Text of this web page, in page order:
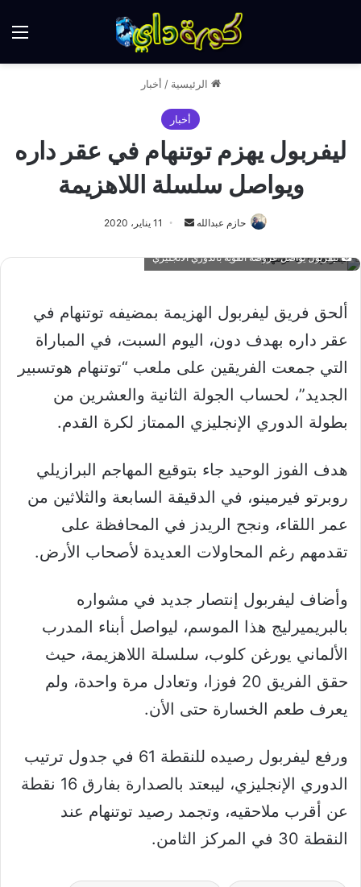
الرئيسية / أخبار
أخبار
ليفربول يهزم توتنهام في عقر داره
ويواصل سلسلة اللاهزيمة
حازم عبدالله
أرسل
إلكترونيا
11 يناير، 2020
ليفربول يواصل عروضه القوية بالدوري الانجليزي
ألحق فريق ليفربول الهزيمة بمضيفه توتنهام في
عقر داره بهدف دون، اليوم السبت، في المباراة
التي جمعت الفريقين على ملعب “توتنهام هوتسبير
الجديد”، لحساب الجولة الثانية والعشرين من
بطولة الدوري الإنجليزي الممتاز لكرة القدم.
هدف الفوز الوحيد جاء بتوقيع المهاجم البرازيلي
روبرتو فيرمينو، في الدقيقة السابعة والثلاثين من
عمر اللقاء، ونجح الريدز في المحافظة على
تقدمهم رغم المحاولات العديدة لأصحاب الأرض.
وأضاف ليفربول إنتصار جديد في مشواره
بالبريميرليج هذا الموسم، ليواصل أبناء المدرب
الألماني يورغن كلوب، سلسلة اللاهزيمة، حيث
حقق الفريق 20 فوزا، وتعادل مرة واحدة، ولم
يعرف طعم الخسارة حتى الأن.
ورفع ليفربول رصيده للنقطة 61 في جدول ترتيب
الدوري الإنجليزي، ليبعتد بالصدارة بفارق 16 نقطة
عن أقرب ملاحقيه، وتجمد رصيد توتنهام عند
النقطة 30 في المركز الثامن.